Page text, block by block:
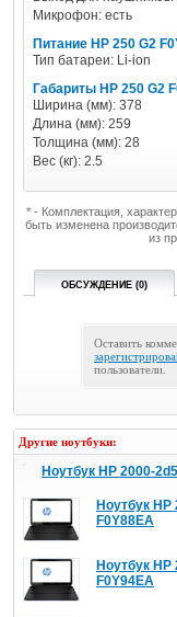
Микрофон: есть
Питание HP 250 G2
Тип батареи: Li-ion
Габариты HP 250 G2
Ширина (мм): 378
Длина (мм): 259
Толщина (мм): 28
Вес (кг): 2.5
* - Комплектация,
быть изменена
из
ОБСУЖДЕНИЕ (0)
Оставить
пользователи.
Другие ноутбуки:
Ноутбук HP 2000-
Ноутбук HP
F0Y88EA
Ноутбук HP
F0Y94EA